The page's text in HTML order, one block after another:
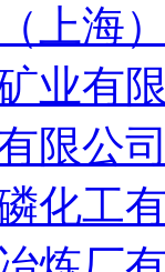
上海
业有
限公
化工